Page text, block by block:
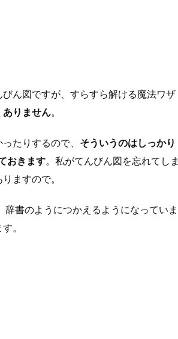
ん図ですが、すらすら解ける魔法ワザ
ありません。
たりするので、 そういうのはしっかり
おきます。私がてんびん図を忘れてしま
ますので。
書のようにつかえるようになっていま
。